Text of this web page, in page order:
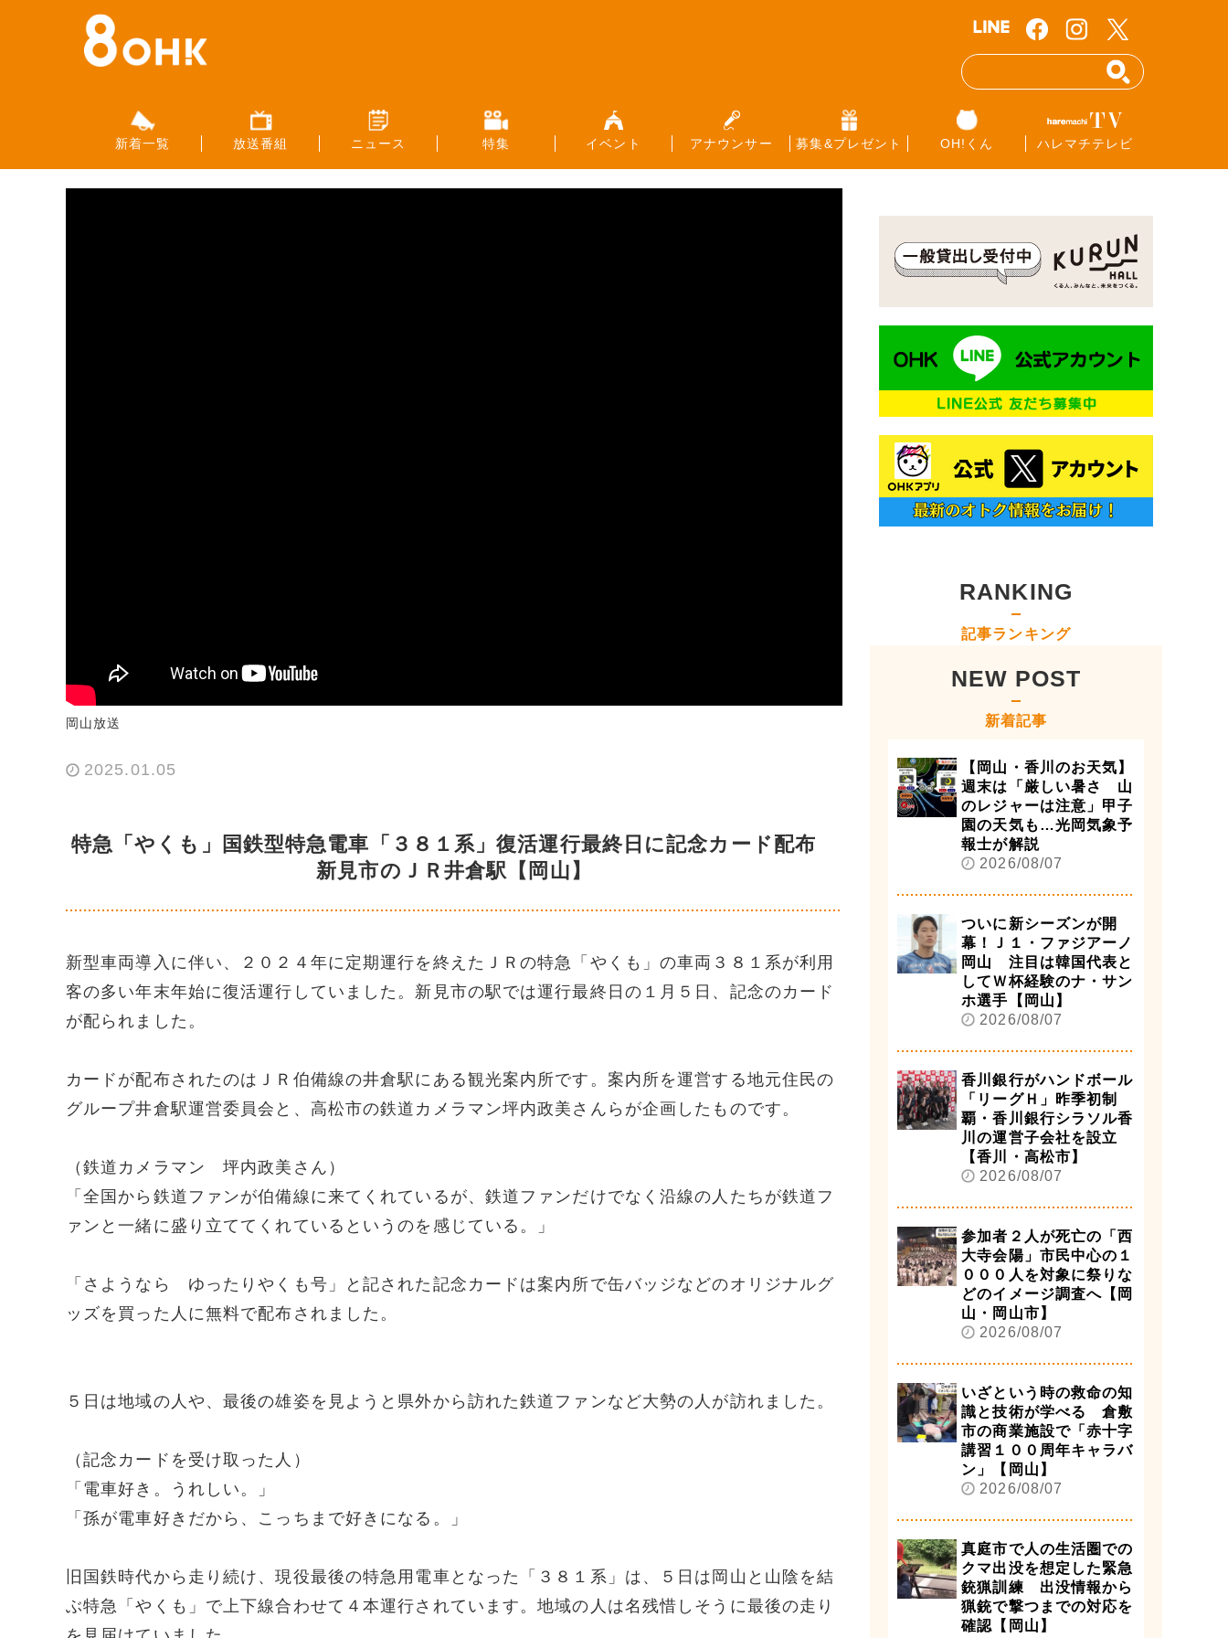
新着一覧 放送番組 ニュース 特集 イベント アナウンサー 募集&プレゼント OH!くん ハレマチテレビ
岡山放送
2025.01.05
特急「やくも」国鉄型特急電車「３８１系」復活運行最終日に記念カード配布
新見市のＪＲ井倉駅【岡山】
新型車両導入に伴い、２０２４年に定期運行を終えたＪＲの特急「やくも」の車両３８１系が利用
客の多い年末年始に復活運行していました。新見市の駅では運行最終日の１月５日、記念のカード
が配られました。
カードが配布されたのはＪＲ伯備線の井倉駅にある観光案内所です。案内所を運営する地元住民の
グループ井倉駅運営委員会と、高松市の鉄道カメラマン坪内政美さんらが企画したものです。
（鉄道カメラマン 坪内政美さん）
「全国から鉄道ファンが伯備線に来てくれているが、鉄道ファンだけでなく沿線の人たちが鉄道フ
ァンと一緒に盛り立ててくれているというのを感じている。」
「さようなら ゆったりやくも号」と記された記念カードは案内所で缶バッジなどのオリジナルグ
ッズを買った人に無料で配布されました。
５日は地域の人や、最後の雄姿を見ようと県外から訪れた鉄道ファンなど大勢の人が訪れました。
（記念カードを受け取った人）
「電車好き。うれしい。」
「孫が電車好きだから、こっちまで好きになる。」
旧国鉄時代から走り続け、現役最後の特急用電車となった「３８１系」は、５日は岡山と山陰を結
ぶ特急「やくも」で上下線合わせて４本運行されています。地域の人は名残惜しそうに最後の走り
RANKING
記事ランキング
NEW POST
新着記事
【岡山・香川のお天気】
週末は「厳しい暑さ 山
のレジャーは注意」甲子
園の天気も…光岡気象予
報士が解説
2026/08/07
ついに新シーズンが開
幕！Ｊ１・ファジアーノ
岡山 注目は韓国代表と
してＷ杯経験のナ・サン
ホ選手【岡山】
2026/08/07
香川銀行がハンドボール
「リーグＨ」昨季初制
覇・香川銀行シラソル香
川の運営子会社を設立
【香川・高松市】
2026/08/07
参加者２人が死亡の「西
大寺会陽」市民中心の１
０００人を対象に祭りな
どのイメージ調査へ【岡
山・岡山市】
2026/08/07
いざという時の救命の知
識と技術が学べる 倉敷
市の商業施設で「赤十字
講習１００周年キャラバ
ン」【岡山】
2026/08/07
真庭市で人の生活圏での
クマ出没を想定した緊急
銃猟訓練 出没情報から
猟銃で撃つまでの対応を
確認【岡山】